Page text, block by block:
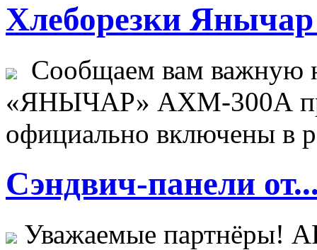
Хлеборезки Янычар
Сообщаем вам важную
«ЯНЫЧАР» АХМ-300А
официально включены в
Сэндвич-панели
Уважаемые